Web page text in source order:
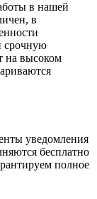
в нашей
в
срочную
на высоком
уведомления
бесплатно
полное